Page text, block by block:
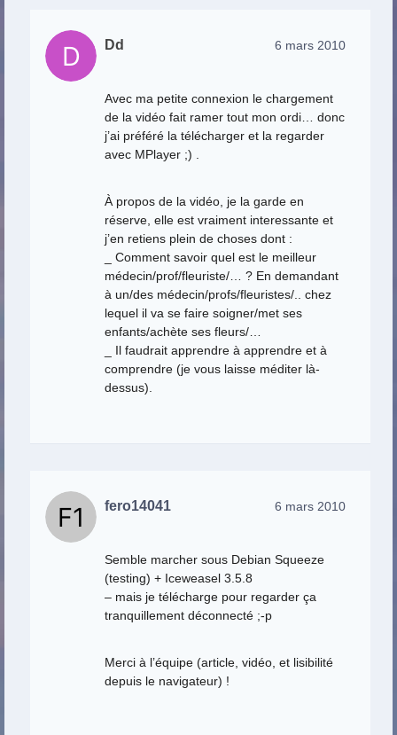
Dd 6 mars 2010
Avec ma petite connexion le chargement
de la vidéo fait ramer tout mon ordi… donc
j’ai préféré la télécharger et la regarder
avec MPlayer ;) .
À propos de la vidéo, je la garde en
réserve, elle est vraiment interessante et
j’en retiens plein de choses dont :
_ Comment savoir quel est le meilleur
médecin/prof/fleuriste/… ? En demandant
à un/des médecin/profs/fleuristes/.. chez
lequel il va se faire soigner/met ses
enfants/achète ses fleurs/…
_ Il faudrait apprendre à apprendre et à
comprendre (je vous laisse méditer là-
dessus).
fero14041 6 mars 2010
Semble marcher sous Debian Squeeze
(testing) + Iceweasel 3.5.8
– mais je télécharge pour regarder ça
tranquillement déconnecté ;-p
Merci à l’équipe (article, vidéo, et lisibilité
depuis le navigateur) !